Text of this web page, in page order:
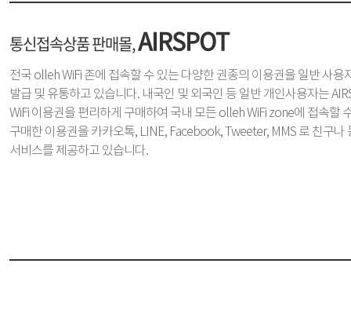
통신접속상품 판매몰,AIRSPOT
전국 olleh WiFi 존에 접속할 수 있는 다양한 권종의 이용권을 일반 사용
발급 및 유통하고 있습니다. 내국인 및 외국인 등 일반 개인사용자는
WiFi 이용권을 편리하게 구매하여 국내 모든 olleh WiFi zone에 접속할
구매한 이용권을 카카오톡, LINE, Facebook, Tweeter, MMS 로 친구나
서비스를 제공하고 있습니다.